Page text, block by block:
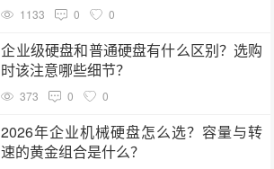
1133 0 0
企业级硬盘和普通硬盘有什么区别？选购
时该注意哪些细节？
373 0 0
2026年企业机械硬盘怎么选？容量与转
速的黄金组合是什么？